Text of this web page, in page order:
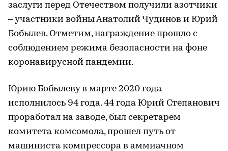
заслуги перед Отечеством получили азотчики
– участники войны Анатолий Чудинов и Юрий
Бобылев. Отметим, награждение прошло с
соблюдением режима безопасности на фоне
коронавирусной пандемии.
Юрию Бобылеву в марте 2020 года
исполнилось 94 года. 44 года Юрий Степанович
проработал на заводе, был секретарем
комитета комсомола, прошел путь от
машиниста компрессора в аммиачном